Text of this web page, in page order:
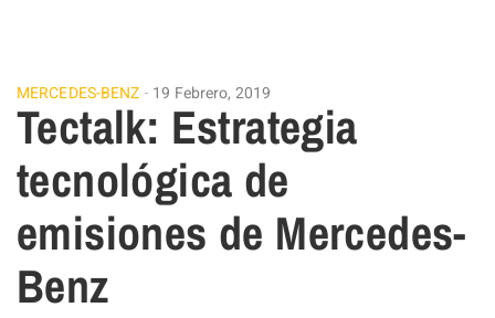
MERCEDES-BENZ 19 Febrero, 2019
Tectalk: Estrategia
tecnológica de
emisiones de Mercedes-
Benz